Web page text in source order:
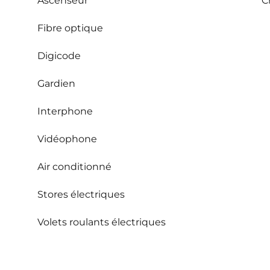
Fibre optique
Digicode
Gardien
Interphone
Vidéophone
Air conditionné
Stores électriques
Volets roulants électriques